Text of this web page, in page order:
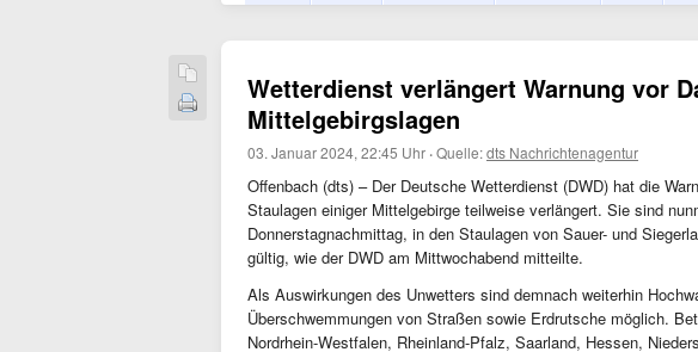
Wetterdienst verlängert Warnung vor
Mittelgebirgslagen
03. Januar 2024, 22:45 Uhr ·Quelle:dts Nachrichtenagentur
Offenbach (dts) – Der Deutsche Wetterdienst (DWD) hat die
Staulagen einiger Mittelgebirge teilweise verlängert. Sie sind
Donnerstagnachmittag, in den Staulagen von Sauer- und
gültig, wie der DWD am Mittwochabend mitteilte.
Als Auswirkungen des Unwetters sind demnach weiterhin
Überschwemmungen von Straßen sowie Erdrutsche möglich.
Nordrhein-Westfalen, Rheinland-Pfalz, Saarland, Hessen,